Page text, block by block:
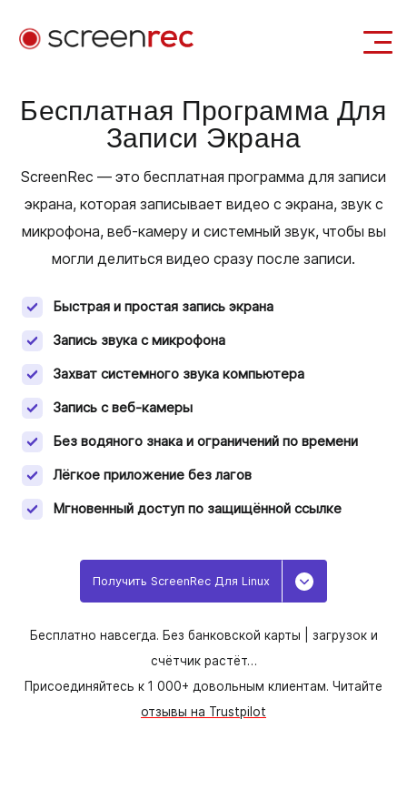
Войти Скачать Бесплатно
Бесплатная Программа Для
Записи Экрана
ScreenRec — это бесплатная программа для записи
экрана, которая записывает видео с экрана, звук с
микрофона, веб‑камеру и системный звук, чтобы вы
могли делиться видео сразу после записи.
Быстрая и простая запись экрана
Запись звука с микрофона
Захват системного звука компьютера
Запись с веб‑камеры
Без водяного знака и ограничений по времени
Лёгкое приложение без лагов
Мгновенный доступ по защищённой ссылке
Получить ScreenRec Для Linux
Toggle
Бесплатно навсегда. Без банковской карты | загрузок и
счётчик растёт…
Присоединяйтесь к 1 000+ довольным клиентам. Читайте
отзывы на Trustpilot